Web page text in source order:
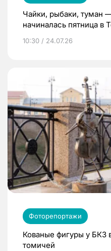
Чайки, рыбаки, туман
начиналась пятница в
10:30 / 24.07.26
Фоторепортажи
Кованые фигуры у БКЗ
томичей